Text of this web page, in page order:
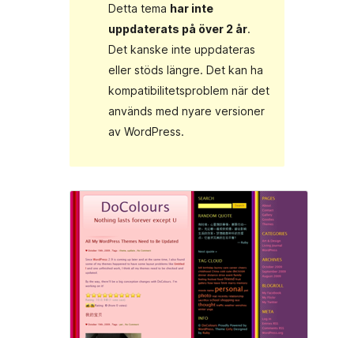
Detta tema har inte
uppdaterats på över 2 år.
Det kanske inte uppdateras
eller stöds längre. Det kan ha
kompatibilitetsproblem när det
används med nyare versioner
av WordPress.